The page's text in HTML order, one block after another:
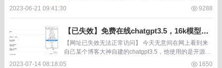
种。得益于 Microsoft Edge 浏览器的更新和...
2023-06-21 09:41:30 9288
【已失效】免费在线chatgpt3.5，16k模型切
换，大神isisy自建。无网络要求
【网址已失效无法正常访问】 今天无意间在网上看到来
自己某个博客大神自建的chatgpt3.5，他使用的是开源的
chatgpt webui （ChatGPT Next） 加 apikey实现的。 可
2023-07-14 08:18:05 1650